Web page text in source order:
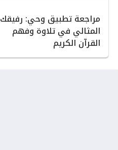
مراجعة تطبيق وحي: رفيقك
المثالي في تلاوة وفهم
القرآن الكريم